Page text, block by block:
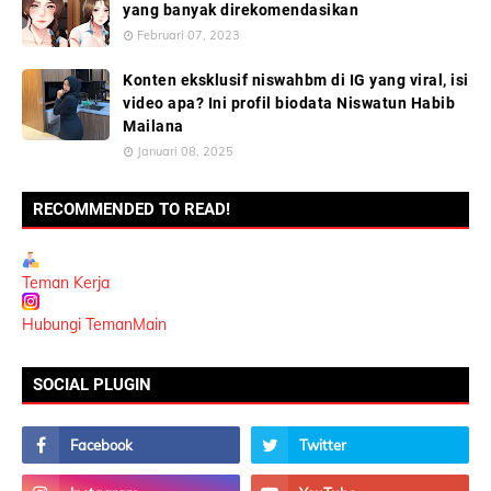
yang banyak direkomendasikan
Februari 07, 2023
Konten eksklusif niswahbm di IG yang viral, isi
video apa? Ini profil biodata Niswatun Habib
Mailana
Januari 08, 2025
RECOMMENDED TO READ!
Teman Kerja
Hubungi TemanMain
SOCIAL PLUGIN